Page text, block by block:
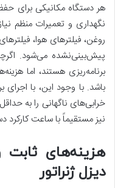
هر دستگاه مکانیکی برای
نگهداری و تعمیرات منظم
روغن، فیلترهای هوا،
پیش‌بینی‌نشده می‌شود.
برنامه‌ریزی هستند، اما
باشد. با وجود این، با اجرای
خرابی‌های ناگهانی را به
نیز مستقیماً با ساعت کارکرد
هزینه‌های ثابت
دیزل ژنراتور